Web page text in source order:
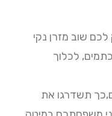
לכם שוב מזרן נקי
לכלוך
תשדרגו את